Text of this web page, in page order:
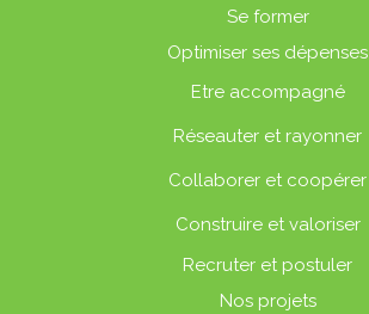
Se former
Optimiser ses dépenses
Etre accompagné
Réseauter et rayonner
Collaborer et coopérer
Construire et valoriser
Recruter et postuler
Nos projets